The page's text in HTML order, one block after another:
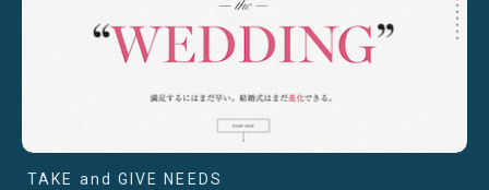
TAKE and GIVE NEEDS